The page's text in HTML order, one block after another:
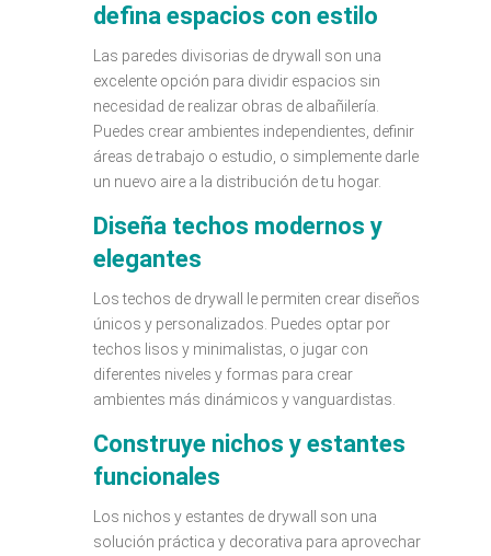
defina espacios con estilo
Las paredes divisorias de drywall son una
excelente opción para dividir espacios sin
necesidad de realizar obras de albañilería.
Puedes crear ambientes independientes, definir
áreas de trabajo o estudio, o simplemente darle
un nuevo aire a la distribución de tu hogar.
Diseña techos modernos y
elegantes
Los techos de drywall le permiten crear diseños
únicos y personalizados. Puedes optar por
techos lisos y minimalistas, o jugar con
diferentes niveles y formas para crear
ambientes más dinámicos y vanguardistas.
Construye nichos y estantes
funcionales
Los nichos y estantes de drywall son una
solución práctica y decorativa para aprovechar